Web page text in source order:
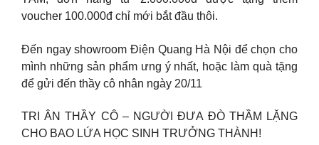
voucher 100.000đ chỉ mới bắt đầu thôi.
Đến ngay showroom Điện Quang Hà Nội để chọn cho
mình những sản phẩm ưng ý nhất, hoặc làm quà tặng
để gửi đến thầy cô nhân ngày 20/11
TRI ÂN THẦY CÔ – NGƯỜI ĐƯA ĐÒ THẦM LẶNG
CHO BAO LỨA HỌC SINH TRƯỞNG THÀNH!